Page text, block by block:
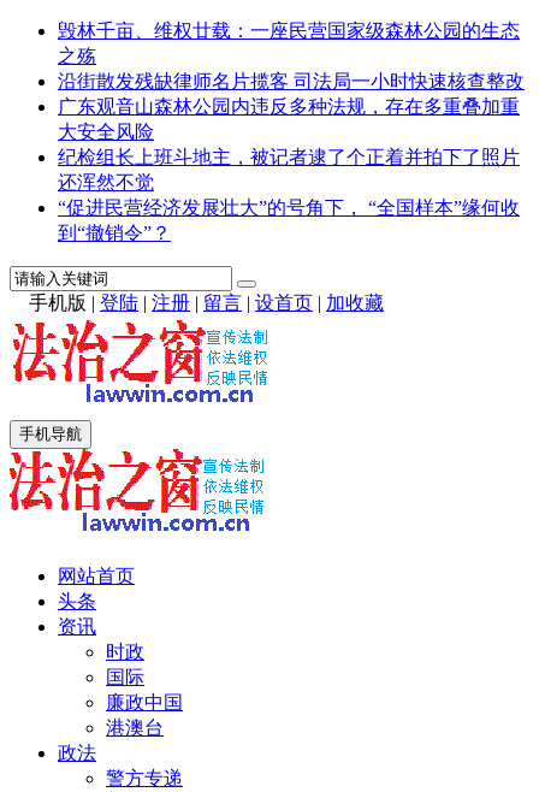
毁林千亩、维权廿载：一座民营国家级森林公园的生态
之殇
沿街散发残缺律师名片揽客 司法局一小时快速核查整改
广东观音山森林公园内违反多种法规，存在多重叠加重
大安全风险
纪检组长上班斗地主，被记者逮了个正着并拍下了照片
还浑然不觉
“促进民营经济发展壮大”的号角下， “全国样本”缘何收
到“撤销令”？
手机版 | 登陆 | 注册 | 留言 | 设首页 | 加收藏
手机导航
网站首页
头条
资讯
时政
国际
廉政中国
港澳台
政法
警方专递